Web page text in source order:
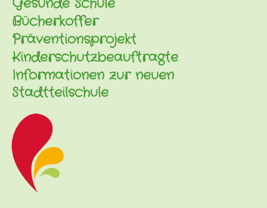
Bücherkoffer
Präventionsprojekt
Kinderschutzbeauftragte
Informationen zur neuen
Stadtteilschule